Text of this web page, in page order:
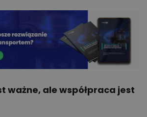
ważne, ale współpraca jest